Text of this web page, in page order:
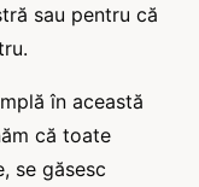
sau pentru că
în această
că toate
se găsesc